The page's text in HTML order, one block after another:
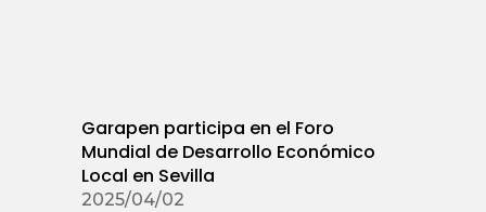
Garapen participa en el Foro
Mundial de Desarrollo Económico
Local en Sevilla
2025/04/02